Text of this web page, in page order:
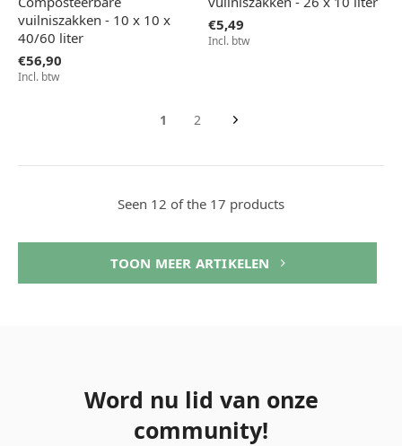
vuilniszakken - 10 x 10 x
40/60 liter
€56,90
Incl. btw
€5,49
Incl. btw
1 2
Seen 12 of the 17 products
TOON MEER ARTIKELEN
Word nu lid van onze
community!